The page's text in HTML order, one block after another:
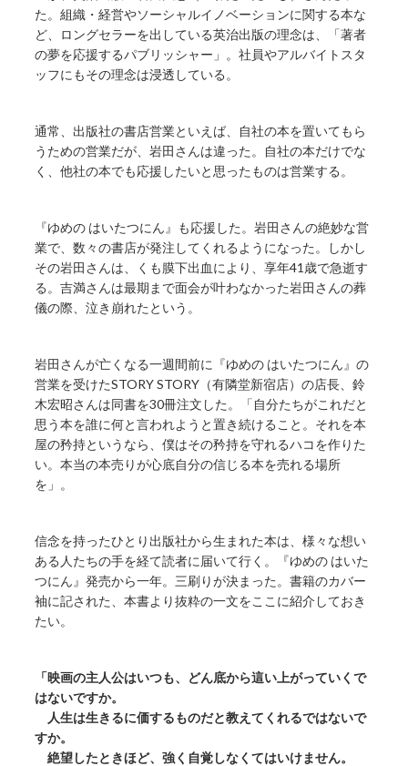
た。組織・経営やソーシャルイノベーションに関する本な
ど、ロングセラーを出している英治出版の理念は、「著者
の夢を応援するパブリッシャー」。社員やアルバイトスタ
ッフにもその理念は浸透している。
通常、出版社の書店営業といえば、自社の本を置いてもら
うための営業だが、岩田さんは違った。自社の本だけでな
く、他社の本でも応援したいと思ったものは営業する。
『ゆめの はいたつにん』も応援した。岩田さんの絶妙な営
業で、数々の書店が発注してくれるようになった。しかし
その岩田さんは、くも膜下出血により、享年41歳で急逝す
る。吉満さんは最期まで面会が叶わなかった岩田さんの葬
儀の際、泣き崩れたという。
岩田さんが亡くなる一週間前に『ゆめの はいたつにん』の
営業を受けたSTORY STORY（有隣堂新宿店）の店長、鈴
木宏昭さんは同書を30冊注文した。「自分たちがこれだと
思う本を誰に何と言われようと置き続けること。それを本
屋の矜持というなら、僕はその矜持を守れるハコを作りた
い。本当の本売りが心底自分の信じる本を売れる場所
を」。
信念を持ったひとり出版社から生まれた本は、様々な想い
ある人たちの手を経て読者に届いて行く。『ゆめの はいた
つにん』発売から一年。三刷りが決まった。書籍のカバー
袖に記された、本書より抜粋の一文をここに紹介しておき
たい。
「映画の主人公はいつも、どん底から這い上がっていくで
はないですか。
人生は生きるに価するものだと教えてくれるではないで
すか。
絶望したときほど、強く自覚しなくてはいけません。